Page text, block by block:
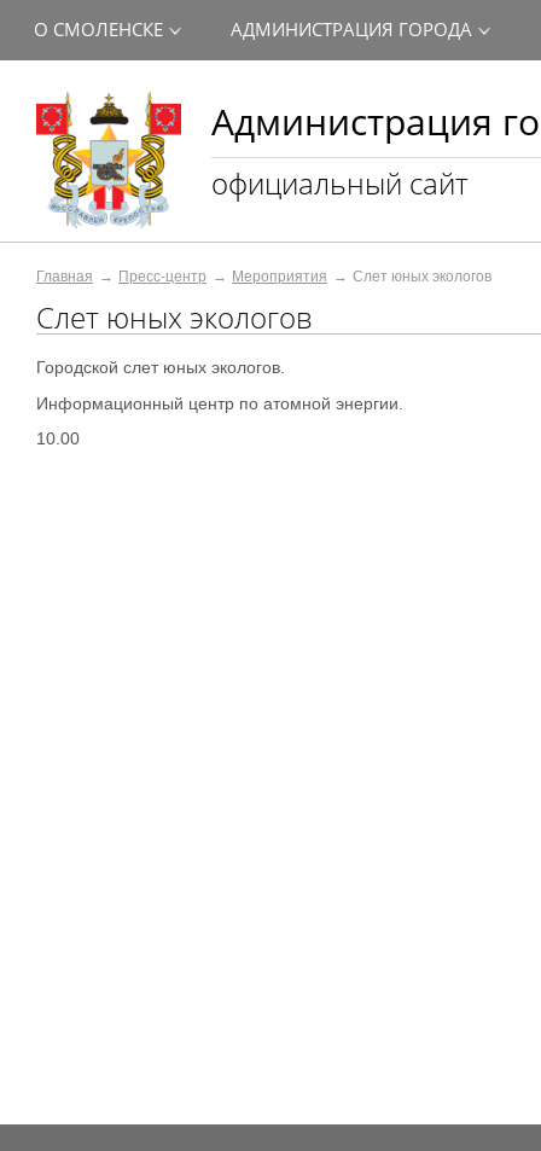
Администрация
официальный сайт
О СМОЛЕНСКЕ АДМИНИСТРАЦИЯ ГОРОДА
Главная Пресс-центр Мероприятия Слет юных экологов
Слет юных экологов
Городской слет юных экологов.
Информационный центр по атомной энергии.
10.00